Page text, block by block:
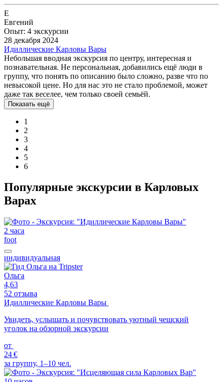
Е
Евгений
Опыт: 4 экскурсии
28 декабря 2024
Идиллические Карловы Вары
Небольшая вводная экскурсия по центру, интересная и
познавательная. Не персональная, добавились ещё люди в
группу, что понять по описанию было сложно, разве что по
невысокой цене. Но для нас это не стало проблемой, может
даже так веселее, чем только своей семьёй.
Показать ещё
1
2
3
4
5
6
Популярные экскурсии в Карловых
Варах
2 часа
foot
индивидуальная
Ольга
4,63
52 отзыва
Идиллические Карловы Вары
Увидеть, услышать и почувствовать уютный чешский
уголок на обзорной экскурсии
от
24 €
за группу, 1–10 чел.